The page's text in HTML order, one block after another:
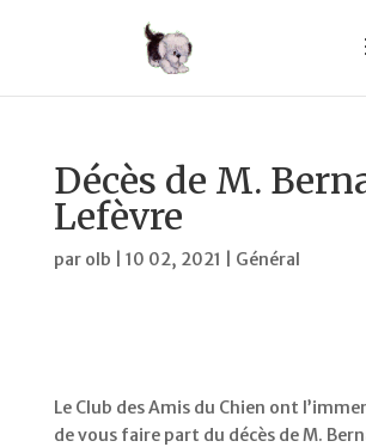
Décès de M.
Lefèvre
par olb 10 02, 2021 Général
Le Club des Amis du Chien ont
de vous faire part du décès de M.